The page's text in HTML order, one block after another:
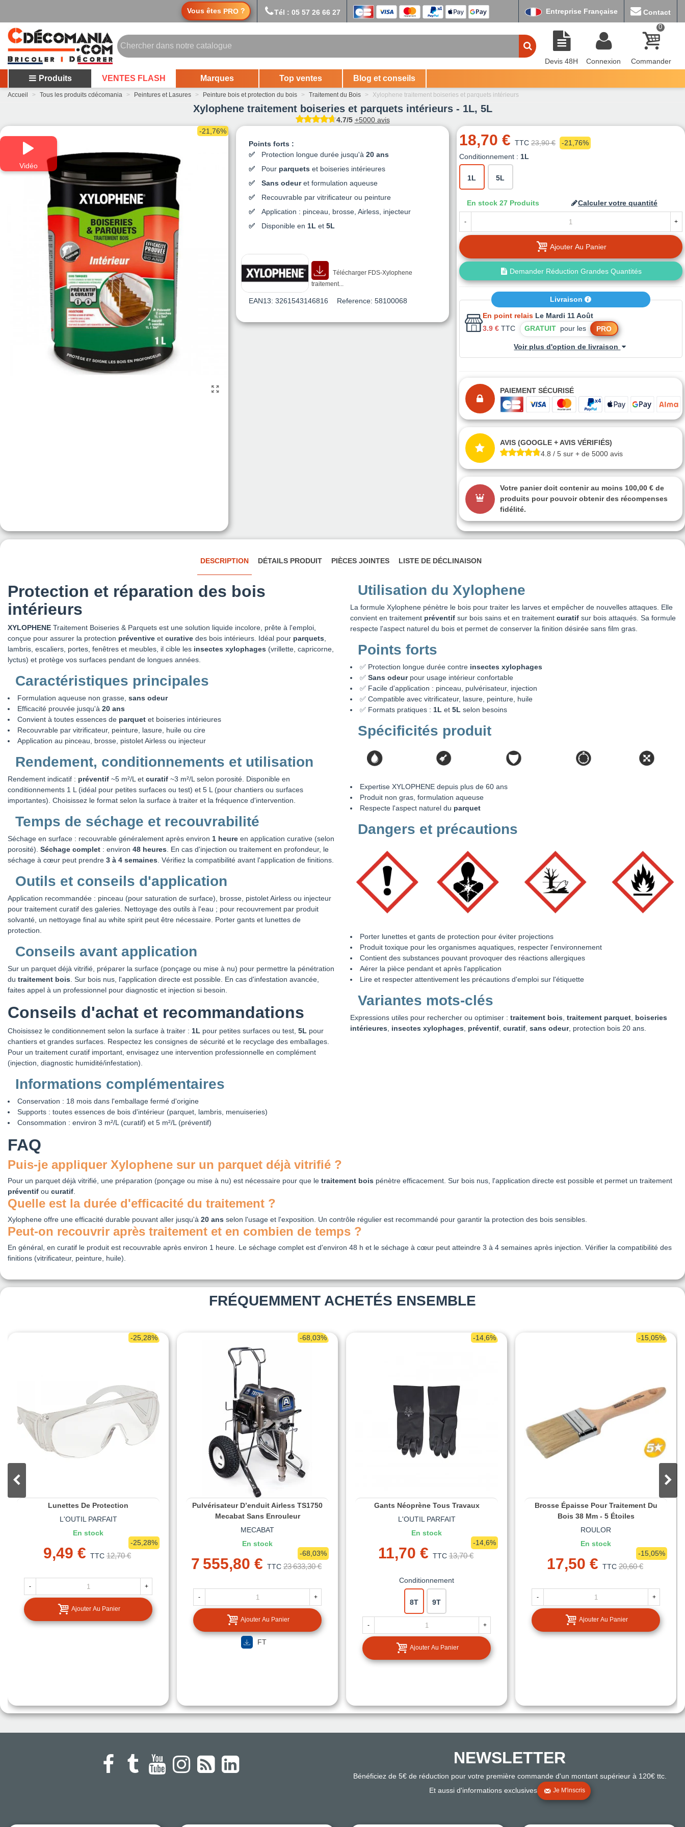
Vous êtes PRO ? Tél : 05 57 26 66 27 Entreprise Française Contact
Devis 48H Connexion
0
Commander
Produits VENTES FLASH Marques Top ventes Blog et conseils
Accueil > Tous les produits cdécomania > Peintures et Lasures > Peinture bois et protection du bois > Traitement du Bois > Xylophene traitement boiseries et parquets intérieurs
Xylophene traitement boiseries et parquets intérieurs - 1L, 5L
4.7/5 +5000 avis
Vidéo
-21,76%
Points forts :
Protection longue durée jusqu'à 20 ans
Pour parquetset boiseries intérieures
Sans odeuret formulation aqueuse
Recouvrable par vitrificateur ou peinture
Application : pinceau, brosse, Airless, injecteur
Disponible en 1L et 5L
Télécharger FDS-Xylophene
traitement...
EAN13: 3261543146816 Reference: 58100068
18,70 € TTC 23,90 €
-21,76%
Conditionnement : 1L
1L 5L
En stock 27 Produits Calculer votre quantité
- +
Ajouter Au Panier
Demander Réduction Grandes Quantités
Livraison
En point relais Le Mardi 11 Août
3.9 € TTC GRATUITpour les PRO
Voir plus d'option de livraison
PAIEMENT SÉCURISÉ
AVIS (GOOGLE + AVIS VÉRIFIÉS)
4.8 / 5 sur + de 5000 avis
Votre panier doit contenir au moins 100,00 € de
produits pour pouvoir obtenir des récompenses
fidélité.
DESCRIPTION DÉTAILS PRODUIT PIÈCES JOINTES LISTE DE DÉCLINAISON
Protection et réparation des bois
intérieurs
XYLOPHENE Traitement Boiseries & Parquets est une solution liquide incolore, prête à l'emploi,
conçue pour assurer la protection préventive et curative des bois intérieurs. Idéal pour parquets,
lambris, escaliers, portes, fenêtres et meubles, il cible les insectes xylophages (vrillette, capricorne,
lyctus) et protège vos surfaces pendant de longues années.
Caractéristiques principales
Formulation aqueuse non grasse, sans odeur
Efficacité prouvée jusqu'à 20 ans
Convient à toutes essences de parquet et boiseries intérieures
Recouvrable par vitrificateur, peinture, lasure, huile ou cire
Application au pinceau, brosse, pistolet Airless ou injecteur
Rendement, conditionnements et utilisation
Rendement indicatif : préventif ~5 m²/L et curatif ~3 m²/L selon porosité. Disponible en
conditionnements 1 L (idéal pour petites surfaces ou test) et 5 L (pour chantiers ou surfaces
importantes). Choisissez le format selon la surface à traiter et la fréquence d'intervention.
Temps de séchage et recouvrabilité
Séchage en surface : recouvrable généralement après environ 1 heure en application curative (selon
porosité). Séchage complet : environ 48 heures. En cas d'injection ou traitement en profondeur, le
séchage à cœur peut prendre 3 à 4 semaines. Vérifiez la compatibilité avant l'application de finitions.
Outils et conseils d'application
Application recommandée : pinceau (pour saturation de surface), brosse, pistolet Airless ou injecteur
pour traitement curatif des galeries. Nettoyage des outils à l'eau ; pour recouvrement par produit
solvanté, un nettoyage final au white spirit peut être nécessaire. Porter gants et lunettes de
protection.
Conseils avant application
Sur un parquet déjà vitrifié, préparer la surface (ponçage ou mise à nu) pour permettre la pénétration
du traitement bois. Sur bois nus, l'application directe est possible. En cas d'infestation avancée,
faites appel à un professionnel pour diagnostic et injection si besoin.
Conseils d'achat et recommandations
Choisissez le conditionnement selon la surface à traiter : 1L pour petites surfaces ou test, 5L pour
chantiers et grandes surfaces. Respectez les consignes de sécurité et le recyclage des emballages.
Pour un traitement curatif important, envisagez une intervention professionnelle en complément
(injection, diagnostic humidité/infestation).
Informations complémentaires
Conservation : 18 mois dans l'emballage fermé d'origine
Supports : toutes essences de bois d'intérieur (parquet, lambris, menuiseries)
Consommation : environ 3 m²/L (curatif) et 5 m²/L (préventif)
Utilisation du Xylophene
La formule Xylophene pénètre le bois pour traiter les larves et empêcher de nouvelles attaques. Elle
convient en traitement préventif sur bois sains et en traitement curatif sur bois attaqués. Sa formule
respecte l'aspect naturel du bois et permet de conserver la finition désirée sans film gras.
Points forts
✅ Protection longue durée contre insectes xylophages
✅ Sans odeurpour usage intérieur confortable
✅ Facile d'application : pinceau, pulvérisateur, injection
✅ Compatible avec vitrificateur, lasure, peinture, huile
✅ Formats pratiques : 1L et 5L selon besoins
Spécificités produit
Expertise XYLOPHENE depuis plus de 60 ans
Produit non gras, formulation aqueuse
Respecte l'aspect naturel du parquet
Dangers et précautions
Porter lunettes et gants de protection pour éviter projections
Produit toxique pour les organismes aquatiques, respecter l'environnement
Contient des substances pouvant provoquer des réactions allergiques
Aérer la pièce pendant et après l'application
Lire et respecter attentivement les précautions d'emploi sur l'étiquette
Variantes mots-clés
Expressions utiles pour rechercher ou optimiser : traitement bois traitement parquet boiseries
intérieures insectes xylophages préventif curatif sans odeur, protection bois 20 ans.
FAQ
Puis-je appliquer Xylophene sur un parquet déjà vitrifié ?
Pour un parquet déjà vitrifié, une préparation (ponçage ou mise à nu) est nécessaire pour que le traitement bois pénètre efficacement. Sur bois nus, l'application directe est possible et permet un traitement
préventif ou curatif.
Quelle est la durée d'efficacité du traitement ?
Xylophene offre une efficacité durable pouvant aller jusqu'à 20 ans selon l'usage et l'exposition. Un contrôle régulier est recommandé pour garantir la protection des bois sensibles.
Peut-on recouvrir après traitement et en combien de temps ?
En général, en curatif le produit est recouvrable après environ 1 heure. Le séchage complet est d'environ 48 h et le séchage à cœur peut atteindre 3 à 4 semaines après injection. Vérifier la compatibilité des
finitions (vitrificateur, peinture, huile).
FRÉQUEMMENT ACHETÉS ENSEMBLE
-25,28%
Lunettes De Protection
L'OUTIL PARFAIT
En stock
9,49 € TTC 12,70 €
-25,28%
- +
Ajouter Au Panier
-68,03%
Pulvérisateur D’enduit Airless TS1750
Mecabat Sans Enrouleur
MECABAT
En stock
7 555,80 € TTC 23 633,30 €
-68,03%
- +
Ajouter Au Panier
FT
-14,6%
Gants Néoprène Tous Travaux
L'OUTIL PARFAIT
En stock
11,70 € TTC 13,70 €
-14,6%
Conditionnement
8T 9T
- +
Ajouter Au Panier
-15,05%
Brosse Épaisse Pour Traitement Du
Bois 38 Mm - 5 Étoiles
ROULOR
En stock
17,50 € TTC 20,60 €
-15,05%
- +
Ajouter Au Panier
NEWSLETTER
Bénéficiez de 5€ de réduction pour votre première commande d'un montant supérieur à 120€ ttc.
Et aussi d'informations exclusives
Je M'inscris